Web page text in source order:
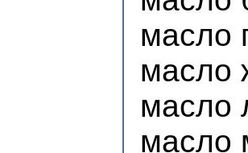
масло
масло
масло
масло